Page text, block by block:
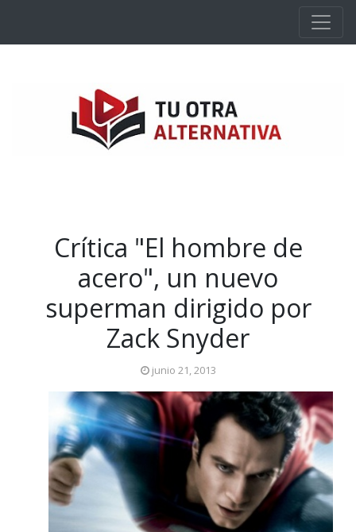
Crítica "El hombre de
acero", un nuevo
superman dirigido por
Zack Snyder
junio 21, 2013